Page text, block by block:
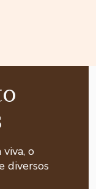
o
diversos